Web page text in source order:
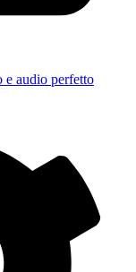
audio perfetto